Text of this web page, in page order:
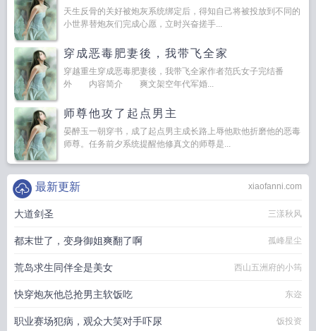
天生反骨的关好被炮灰系统绑定后，得知自己将被投放到不同的
小世界替炮灰们完成心愿，立时兴奋搓手...
穿成恶毒肥妻後，我带飞全家
穿越重生穿成恶毒肥妻後，我带飞全家作者范氏女子完结番
外 内容简介 爽文架空年代军婚...
师尊他攻了起点男主
晏醉玉一朝穿书，成了起点男主成长路上辱他欺他折磨他的恶毒
师尊。任务前夕系统提醒他修真文的师尊是...
xiaofanni.com
最新更新
大道剑圣 三漾秋风
都末世了，变身御姐爽翻了啊 孤峰星尘
荒岛求生同伴全是美女 西山五洲府的小筠
快穿炮灰他总抢男主软饭吃 东迩
职业赛场犯病，观众大笑对手吓尿 饭投资